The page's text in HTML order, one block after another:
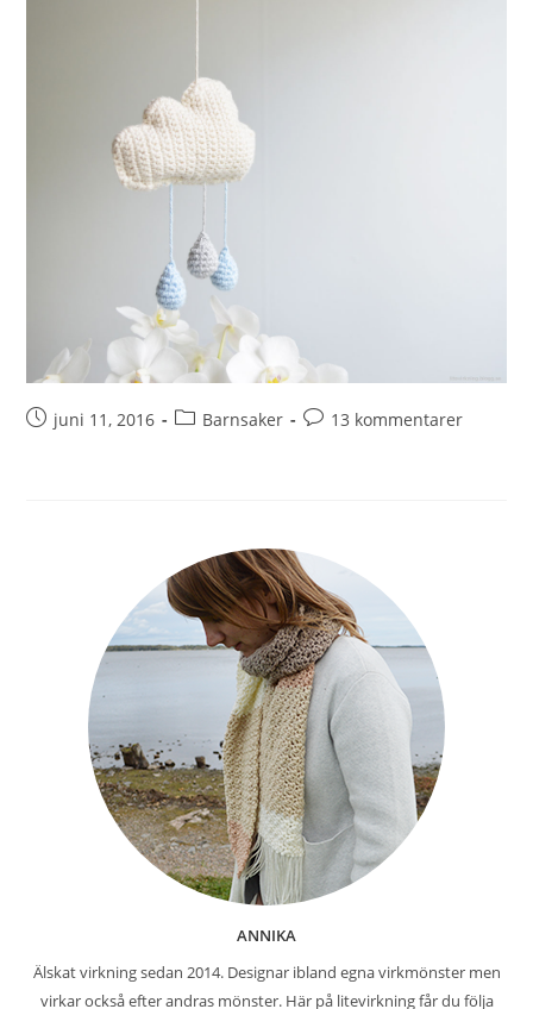
juni 11, 2016 Barnsaker 13 kommentarer
ANNIKA
Älskat virkning sedan 2014. Designar ibland egna virkmönster men
virkar också efter andras mönster. Här på litevirkning får du följa